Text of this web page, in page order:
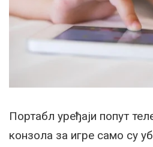
Портабл уређаји попут
конзола за игре само су